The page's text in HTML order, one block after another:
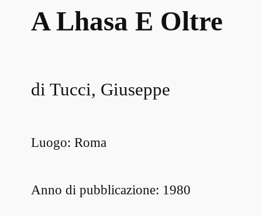
A Lhasa E Oltre
di Tucci, Giuseppe
Luogo: Roma
Anno di pubblicazione: 1980